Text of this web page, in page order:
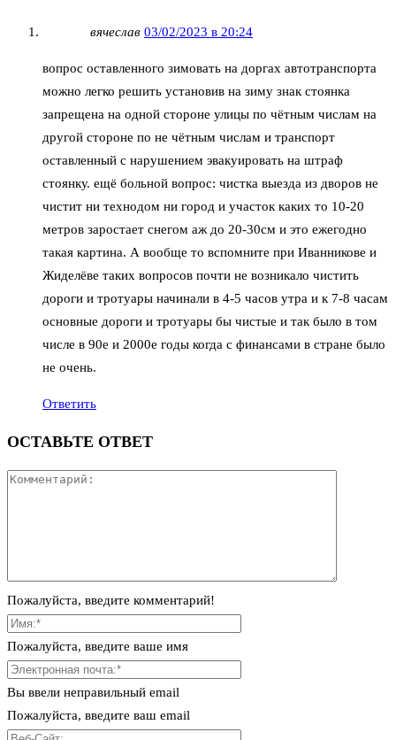
вячеслав 03/02/2023 в 20:24
вопрос оставленного зимовать на доргах автотранспорта
можно легко решить установив на зиму знак стоянка
запрещена на одной стороне улицы по чётным числам на
другой стороне по не чётным числам и транспорт
оставленный с нарушением эвакуировать на штраф
стоянку. ещё больной вопрос: чистка выезда из дворов не
чистит ни технодом ни город и участок каких то 10-20
метров заростает снегом аж до 20-30см и это ежегодно
такая картина. А вообще то вспомните при Иванникове и
Жиделёве таких вопросов почти не возникало чистить
дороги и тротуары начинали в 4-5 часов утра и к 7-8 часам
основные дороги и тротуары бы чистые и так было в том
числе в 90е и 2000е годы когда с финансами в стране было
не очень.
Ответить
ОСТАВЬТЕ ОТВЕТ
Пожалуйста, введите комментарий!
Пожалуйста, введите ваше имя
Вы ввели неправильный email
Пожалуйста, введите ваш email